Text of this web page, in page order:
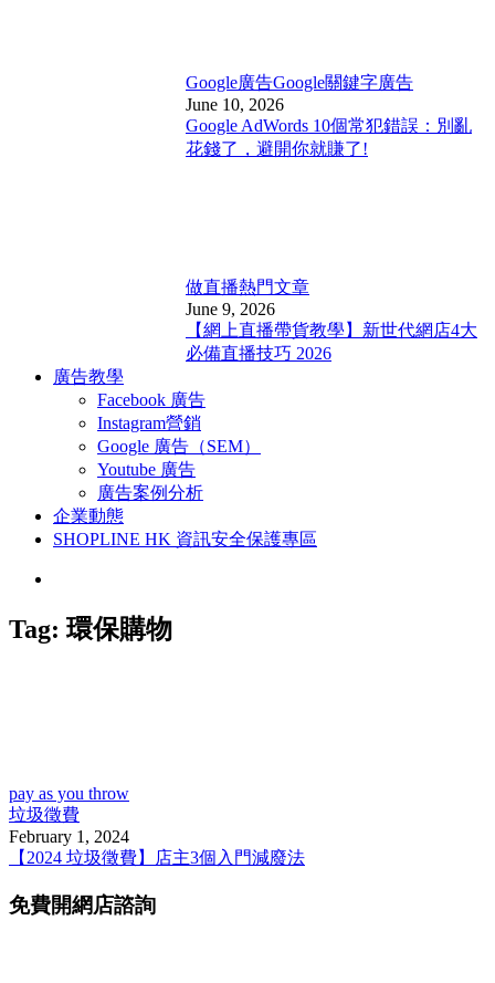
Google廣告Google關鍵字廣告
June 10, 2026
Google AdWords 10個常犯錯誤：別亂
花錢了，避開你就賺了!
做直播熱門文章
June 9, 2026
【網上直播帶貨教學】新世代網店4大
必備直播技巧 2026
廣告教學
Facebook 廣告
Instagram營銷
Google 廣告（SEM）
Youtube 廣告
廣告案例分析
企業動態
SHOPLINE HK 資訊安全保護專區
Tag: 環保購物
pay as you throw
垃圾徵費
February 1, 2024
【2024 垃圾徵費】店主3個入門減廢法
免費開網店諮詢